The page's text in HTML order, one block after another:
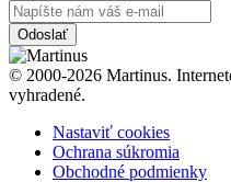
Odoslať
© 2000-2026 Martinus.
vyhradené.
Nastaviť cookies
Ochrana súkromia
Obchodné podmienky